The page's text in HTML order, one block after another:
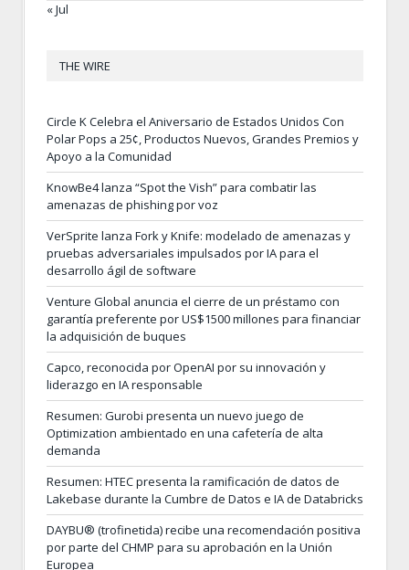
« Jul
THE WIRE
Circle K Celebra el Aniversario de Estados Unidos Con
Polar Pops a 25¢, Productos Nuevos, Grandes Premios y
Apoyo a la Comunidad
KnowBe4 lanza “Spot the Vish” para combatir las
amenazas de phishing por voz
VerSprite lanza Fork y Knife: modelado de amenazas y
pruebas adversariales impulsados por IA para el
desarrollo ágil de software
Venture Global anuncia el cierre de un préstamo con
garantía preferente por US$1500 millones para financiar
la adquisición de buques
Capco, reconocida por OpenAI por su innovación y
liderazgo en IA responsable
Resumen: Gurobi presenta un nuevo juego de
Optimization ambientado en una cafetería de alta
demanda
Resumen: HTEC presenta la ramificación de datos de
Lakebase durante la Cumbre de Datos e IA de Databricks
DAYBU® (trofinetida) recibe una recomendación positiva
por parte del CHMP para su aprobación en la Unión
Europea